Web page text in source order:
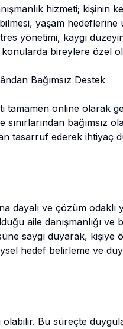
hizmeti; kişinin
yaşam hedeflerine
yönetimi, kaygı
bireylere özel
Bağımsız Destek
tamamen online olarak
sınırlarından bağımsız
tasarruf ederek ihtiyaç
dayalı ve çözüm odaklı
aile danışmanlığı ve
saygı duyarak, kişiye
hedef belirleme ve
Bu süreçte